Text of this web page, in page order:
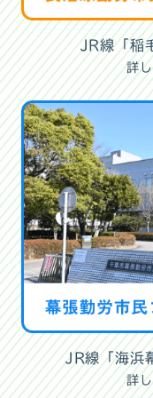
JR線「稲
詳
JR線「海浜
詳